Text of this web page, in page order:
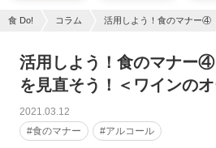
食 Do! コラム 活用しよう！食のマナー④
活用しよう！食のマナー
を見直そう！＜ワインの
2021.03.12
#食のマナー
#アルコール